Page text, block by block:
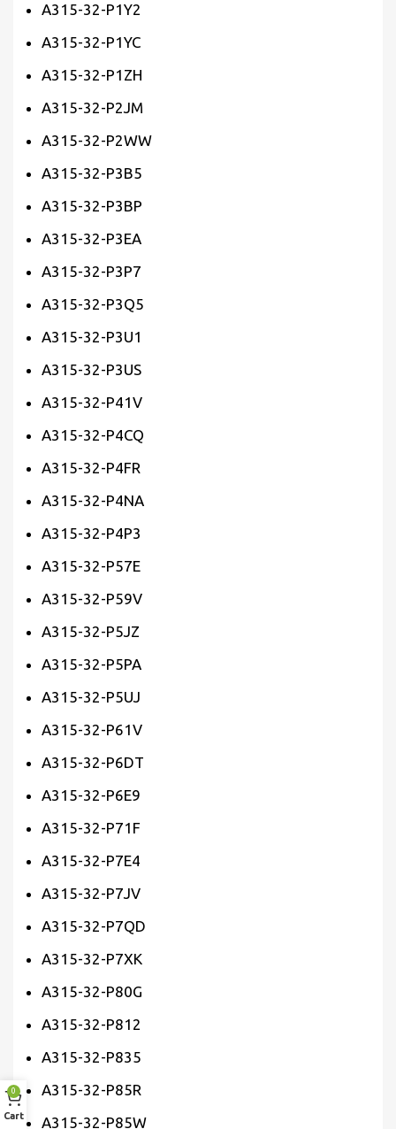
A315-32-P1Y2
A315-32-P1YC
A315-32-P1ZH
A315-32-P2JM
A315-32-P2WW
A315-32-P3B5
A315-32-P3BP
A315-32-P3EA
A315-32-P3P7
A315-32-P3Q5
A315-32-P3U1
A315-32-P3US
A315-32-P41V
A315-32-P4CQ
A315-32-P4FR
A315-32-P4NA
A315-32-P4P3
A315-32-P57E
A315-32-P59V
A315-32-P5JZ
A315-32-P5PA
A315-32-P5UJ
A315-32-P61V
A315-32-P6DT
A315-32-P6E9
A315-32-P71F
A315-32-P7E4
A315-32-P7JV
A315-32-P7QD
A315-32-P7XK
A315-32-P80G
A315-32-P812
A315-32-P835
A315-32-P85R
A315-32-P85W
0
Cart